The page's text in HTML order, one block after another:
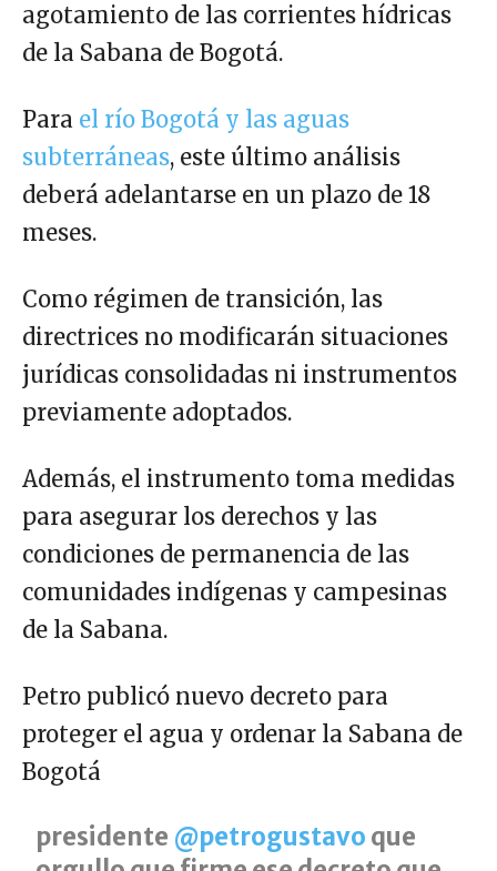
agotamiento de las corrientes hídricas
de la Sabana de Bogotá.
Para el río Bogotá y las aguas
subterráneas, este último análisis
deberá adelantarse en un plazo de 18
meses.
Como régimen de transición, las
directrices no modificarán situaciones
jurídicas consolidadas ni instrumentos
previamente adoptados.
Además, el instrumento toma medidas
para asegurar los derechos y las
condiciones de permanencia de las
comunidades indígenas y campesinas
de la Sabana.
Petro publicó nuevo decreto para
proteger el agua y ordenar la Sabana de
Bogotá
presidente @petrogustavo que